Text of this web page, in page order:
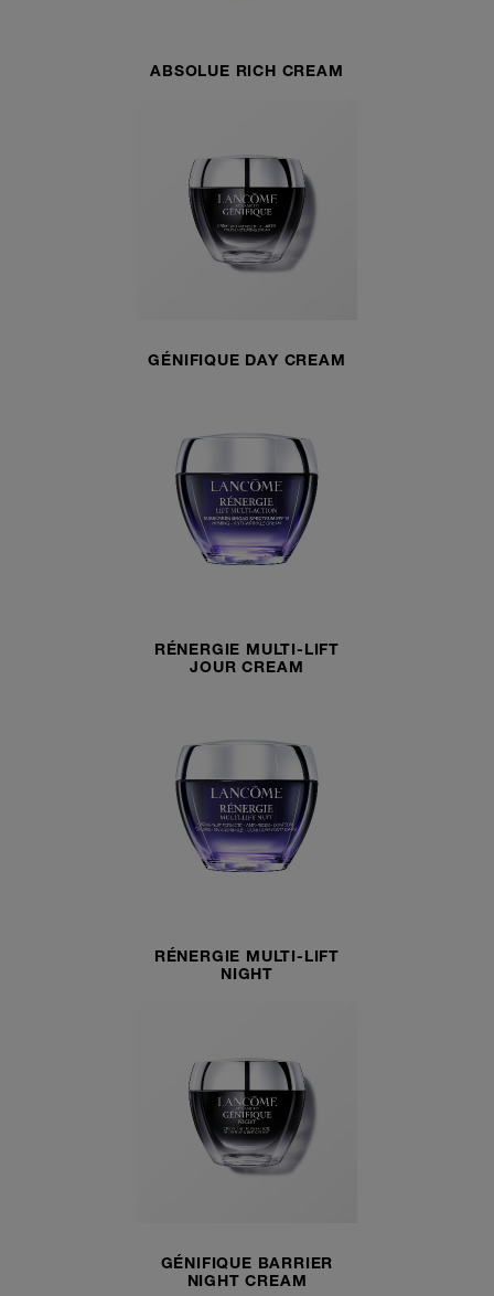
ABSOLUE RICH CREAM
GÉNIFIQUE DAY CREAM
RÉNERGIE MULTI-LIFT
JOUR CREAM
RÉNERGIE MULTI-LIFT
NIGHT
GÉNIFIQUE BARRIER
NIGHT CREAM